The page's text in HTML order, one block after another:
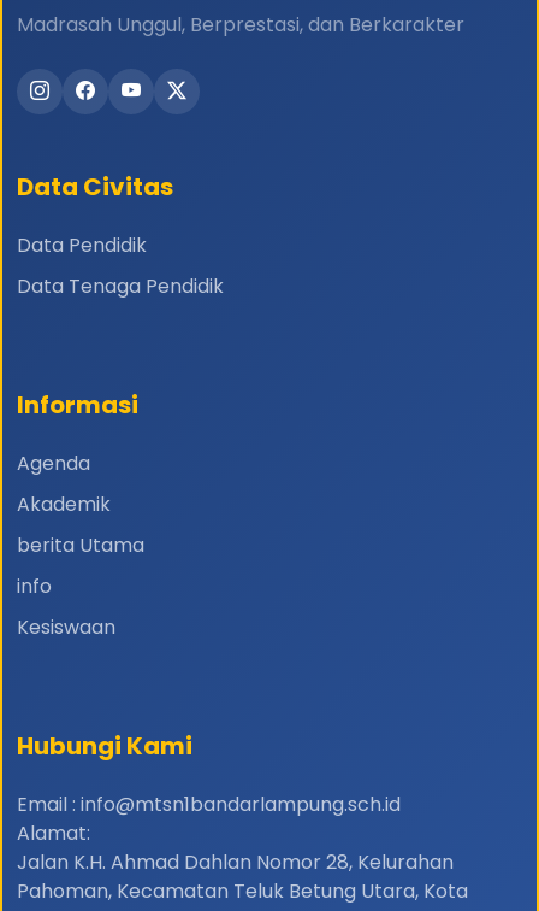
Madrasah Unggul, Berprestasi, dan Berkarakter
Data Civitas
Data Pendidik
Data Tenaga Pendidik
Informasi
Agenda
Akademik
berita Utama
info
Kesiswaan
Hubungi Kami
Email : info@mtsn1bandarlampung.sch.id
Alamat:
Jalan K.H. Ahmad Dahlan Nomor 28, Kelurahan
Pahoman, Kecamatan Teluk Betung Utara, Kota